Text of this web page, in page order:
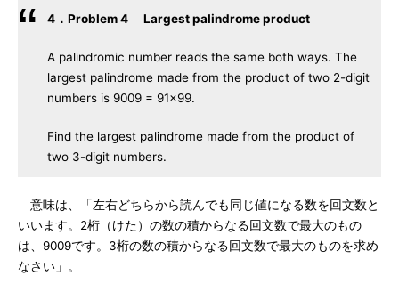
4．Problem 4 Largest palindrome product
A palindromic number reads the same both ways. The
largest palindrome made from the product of two 2-digit
numbers is 9009 = 91×99.
Find the largest palindrome made from the product of
two 3-digit numbers.
意味は、「左右どちらから読んでも同じ値になる数を回文数と
いいます。2桁（けた）の数の積からなる回文数で最大のもの
は、9009です。3桁の数の積からなる回文数で最大のものを求め
なさい」。